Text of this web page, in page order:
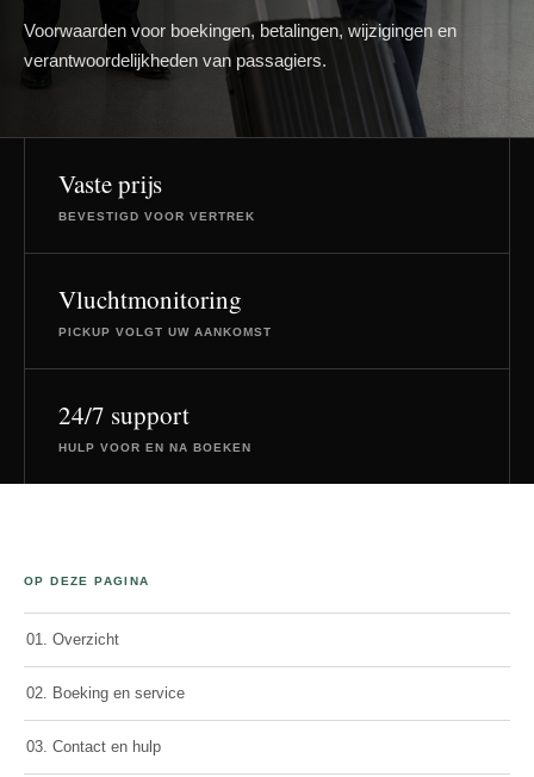
Voorwaarden voor boekingen, betalingen, wijzigingen en
verantwoordelijkheden van passagiers.
Vaste prijs
BEVESTIGD VOOR VERTREK
Vluchtmonitoring
PICKUP VOLGT UW AANKOMST
24/7 support
HULP VOOR EN NA BOEKEN
OP DEZE PAGINA
01. Overzicht
02. Boeking en service
03. Contact en hulp